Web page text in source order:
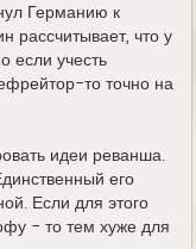
Германию к
рассчитывает, что у
если учесть
то точно на
идеи реванша.
его
Если для этого
- то тем хуже для